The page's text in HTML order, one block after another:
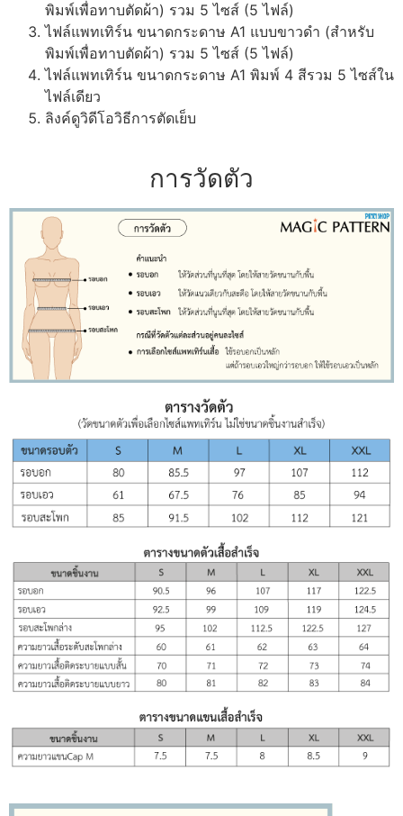
พิมพ์เพื่อทาบตัดผ้า) รวม 5 ไซส์ (5 ไฟล์)
ไฟล์แพทเทิร์น ขนาดกระดาษ A1 แบบขาวดำ (สำหรับ
พิมพ์เพื่อทาบตัดผ้า) รวม 5 ไซส์ (5 ไฟล์)
ไฟล์แพทเทิร์น ขนาดกระดาษ A1 พิมพ์ 4 สีรวม 5 ไซส์ใน
ไฟล์เดียว
ลิงค์ดูวิดีโอวิธีการตัดเย็บ
การวัดตัว